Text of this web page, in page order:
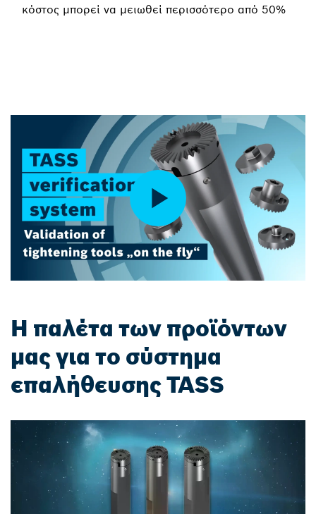
κόστος μπορεί να μειωθεί περισσότερο από 50%
Η παλέτα των προϊόντων
μας για το σύστημα
επαλήθευσης TASS